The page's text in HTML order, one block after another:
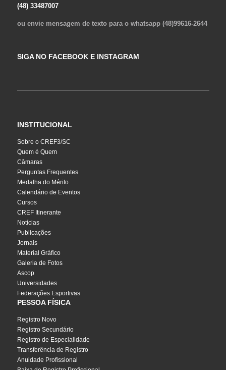
(48) 33487007
ou envie mensagem de texto para o whatsapp (48)99616-2644
SIGA NO FACEBOOK E INSTAGRAM
INSTITUCIONAL
Sobre o CREF3/SC
Quem é Quem
Câmaras
Perguntas Frequentes
Medalha do Mérito
Calendário de Eventos
Cursos
CREF Itinerante
Notícias
Publicações
Jornais
Material Gráfico
Galeria de Fotos
Ascop
Universidades
Federações Esportivas
PESSOA FÍSICA
Registro Novo
Registro Secundário
Registro de Especialidade
Transferência de Registro
Anuidade Profissional